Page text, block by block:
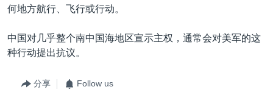
何地方航行、飞行或行动。
中国对几乎整个南中国海地区宣示主权，通常会对美军的这
种行动提出抗议。
分享 Follow us